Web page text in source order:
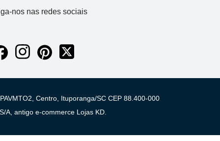
nos nas redes sociais
Centro, Ituporanga/SC CEP 88.400-000
A, antigo e-commerce Lojas KD.